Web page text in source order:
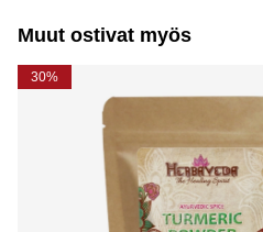
Muut ostivat myös
30%